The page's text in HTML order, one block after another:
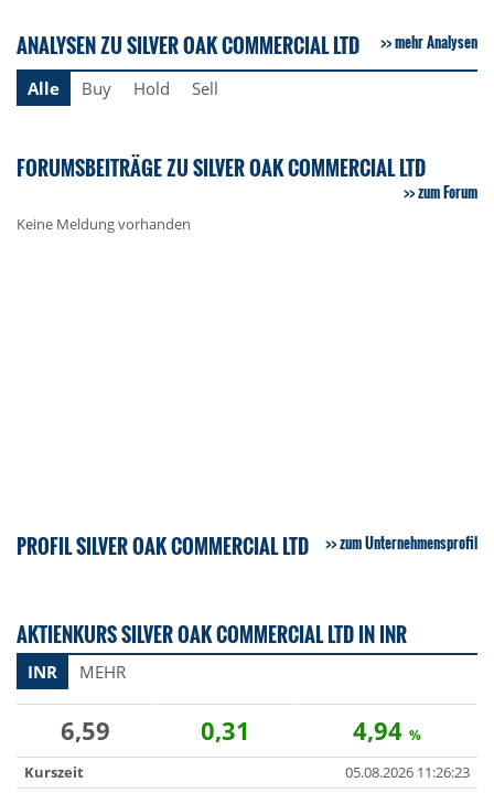
ANALYSEN ZU SILVER OAK COMMERCIAL LTD mehr Analysen
Alle Buy Hold Sell
FORUMSBEITRÄGE ZU SILVER OAK COMMERCIAL LTD
zum Forum
Keine Meldung vorhanden
PROFIL SILVER OAK COMMERCIAL LTD zum Unternehmensprofil
AKTIENKURS SILVER OAK COMMERCIAL LTD IN INR
INR MEHR
6,59 0,31 4,94 %
Kurszeit 05.08.2026 11:26:23